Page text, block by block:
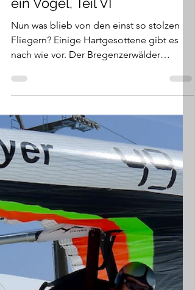
Die Drachenflieger - Frei wie
ein Vogel, Teil VI
Nun was blieb von den einst so stolzen
Fliegern? Einige Hartgesottene gibt es
nach wie vor. Der Bregenzerwälder
Drachenflug Club...